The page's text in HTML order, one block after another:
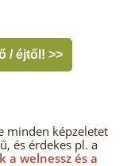
/ éjtől! >>
minden képzeletet
és érdekes pl. a
a welnessz és a